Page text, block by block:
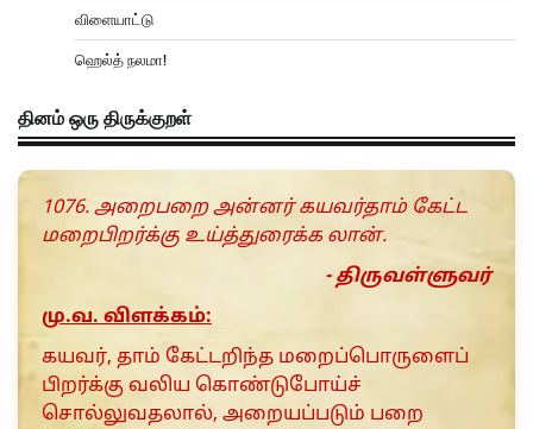
விளையாட்டு
ஹெல்த் நலமா!
தினம் ஒரு திருக்குறள்
1076. அறைபறை அன்னர் கயவர்தாம் கேட்ட
மறைபிறர்க்கு உய்த்துரைக்க லான்.
- திருவள்ளுவர்
மு.வ. விளக்கம்:
கயவர், தாம் கேட்டறிந்த மறைப்பொருளைப்
பிறர்க்கு வலிய கொண்டுபோய்ச்
சொல்லுவதலால், அறையப்படும் பறை